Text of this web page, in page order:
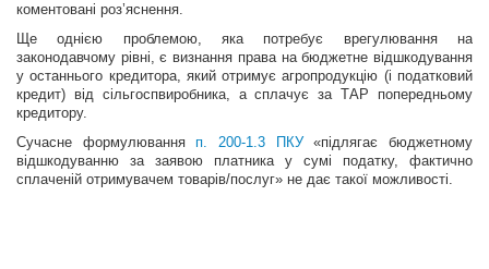
коментовані роз’яснення.
Ще однією проблемою, яка потребує врегулювання на
законодавчому рівні, є визнання права на бюджетне відшкодування
у останнього кредитора, який отримує агропродукцію (і податковий
кредит) від сільгоспвиробника, а сплачує за ТАР поперед­ньому
кредитору.
Сучасне формулюванняп. 200-1.3 ПКУ«підлягає бюджетному
відшкодуванню за заявою платника у сумі податку, фактично
сплаченій отримувачем товарів/послуг» не дає такої можливості.